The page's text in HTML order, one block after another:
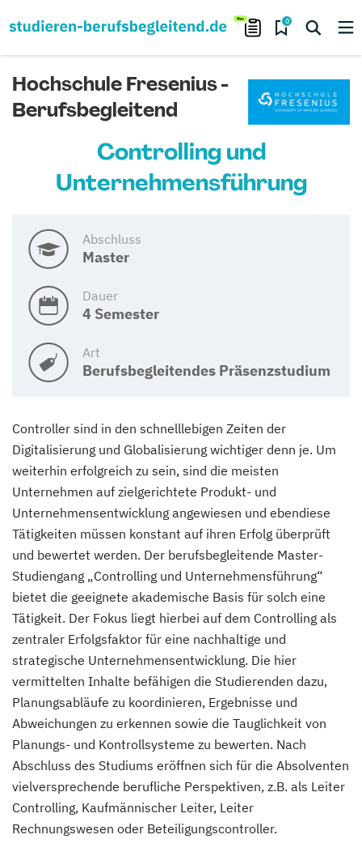
0
Hochschule Fresenius -
Berufsbegleitend
Controlling und
Unternehmensführung
Abschluss
Master
Dauer
4 Semester
Art
Berufsbegleitendes Präsenzstudium
Controller sind in den schnelllebigen Zeiten der
Digitalisierung und Globalisierung wichtiger denn je. Um
weiterhin erfolgreich zu sein, sind die meisten
Unternehmen auf zielgerichtete Produkt- und
Unternehmensentwicklung angewiesen und ebendiese
Tätigkeiten müssen konstant auf ihren Erfolg überprüft
und bewertet werden. Der berufsbegleitende Master-
Studiengang „Controlling und Unternehmensführung“
bietet die geeignete akademische Basis für solch eine
Tätigkeit. Der Fokus liegt hierbei auf dem Controlling als
zentraler Erfolgsfaktor für eine nachhaltige und
strategische Unternehmensentwicklung. Die hier
vermittelten Inhalte befähigen die Studierenden dazu,
Planungsabläufe zu koordinieren, Ergebnisse und
Abweichungen zu erkennen sowie die Tauglichkeit von
Planungs- und Kontrollsysteme zu bewerten. Nach
Abschluss des Studiums eröffnen sich für die Absolventen
vielversprechende berufliche Perspektiven, z.B. als Leiter
Controlling, Kaufmännischer Leiter, Leiter
Rechnungswesen oder Beteiligungscontroller.